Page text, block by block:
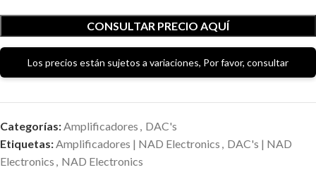
CONSULTAR PRECIO AQUÍ
Los precios están sujetos a variaciones, Por favor, consultar
Categorías:Amplificadores , DAC's
Etiquetas:Amplificadores | NAD Electronics , DAC's | NAD
Electronics , NAD Electronics